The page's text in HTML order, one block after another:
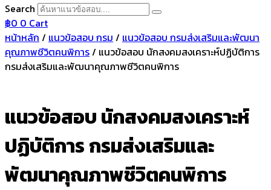
Search
฿0 0 Cart
หน้าหลัก / แนวข้อสอบ กรม / แนวข้อสอบ กรมส่งเสริมและพัฒนา
คุณภาพชีวิตคนพิการ/ แนวข้อสอบ นักสงคมสงเคราะห์ปฏิบัติการ
กรมส่งเสริมและพัฒนาคุณภาพชีวิตคนพิการ
แนวข้อสอบ นักสงคมสงเคราะห์
ปฏิบัติการ กรมส่งเสริมและ
พัฒนาคุณภาพชีวิตคนพิการ